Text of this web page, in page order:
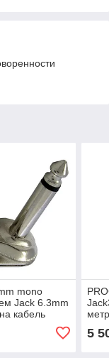
mono
Jack 6.3mm
кабель
5